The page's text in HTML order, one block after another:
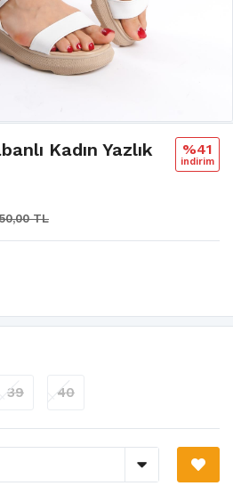
Kadın Yazlık
TL
%41
i̇ndi̇ri̇m
39 40